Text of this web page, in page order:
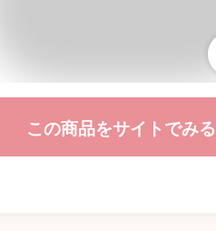
この商品をサイトでみる